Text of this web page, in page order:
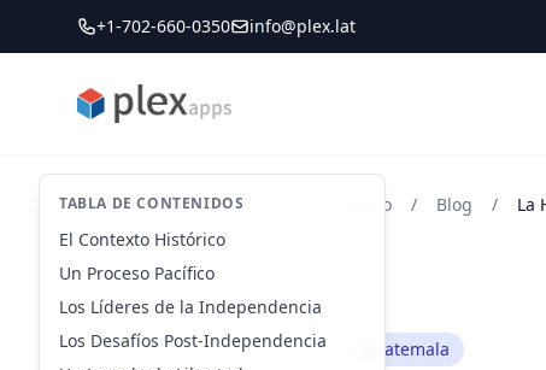
+1-702-660-0350 info@plex.lat
PLEXapps
Inicio / Blog /
Guatemala
TABLA DE CONTENIDOS
El Contexto Histórico
Un Proceso Pacífico
Los Líderes de la Independencia
Los Desafíos Post-Independencia